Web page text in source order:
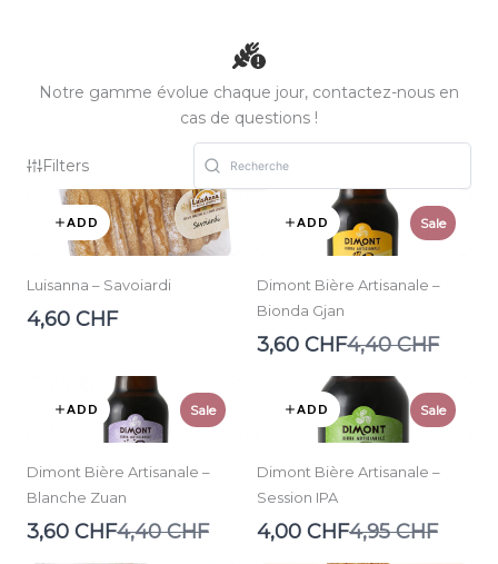
Notre gamme évolue chaque jour, contactez-nous en
cas de questions !
Filters
ADD
Luisanna – Savoiardi
4,60 CHF
ADD Sale
Dimont Bière Artisanale –
Bionda Gjan
3,60 CHFCompare
4,40 CHF
ADD Sale
Dimont Bière Artisanale –
Blanche Zuan
3,60 CHFCompare
4,40 CHF
ADD Sale
Dimont Bière Artisanale –
Session IPA
4,00 CHFCompare
4,95 CHF